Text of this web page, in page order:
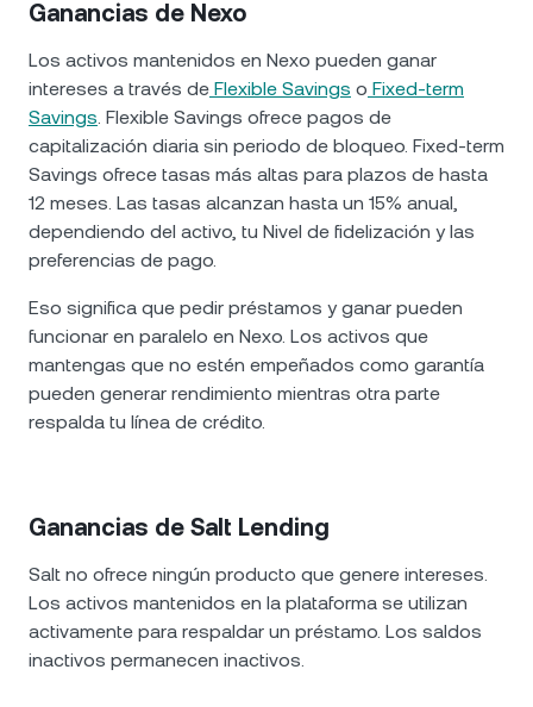
Ganancias de Nexo
Los activos mantenidos en Nexo pueden ganar
intereses a través de Flexible Savings o Fixed-term
Savings. Flexible Savings ofrece pagos de
capitalización diaria sin periodo de bloqueo. Fixed-term
Savings ofrece tasas más altas para plazos de hasta
12 meses. Las tasas alcanzan hasta un 15% anual,
dependiendo del activo, tu Nivel de fidelización y las
preferencias de pago.
Eso significa que pedir préstamos y ganar pueden
funcionar en paralelo en Nexo. Los activos que
mantengas que no estén empeñados como garantía
pueden generar rendimiento mientras otra parte
respalda tu línea de crédito.
Ganancias de Salt Lending
Salt no ofrece ningún producto que genere intereses.
Los activos mantenidos en la plataforma se utilizan
activamente para respaldar un préstamo. Los saldos
inactivos permanecen inactivos.